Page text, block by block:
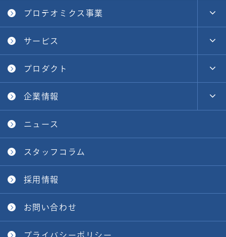
プロテオミクス事業
サービス
プロダクト
企業情報
ニュース
スタッフコラム
採用情報
お問い合わせ
プライバシーポリシー